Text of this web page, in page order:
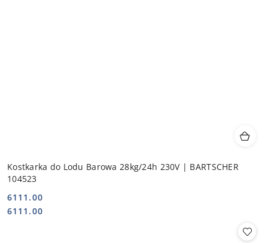
Kostkarka do Lodu Barowa 28kg/24h 230V | BARTSCHER
104523
Cena:
6111.00
Cena:
6111.00